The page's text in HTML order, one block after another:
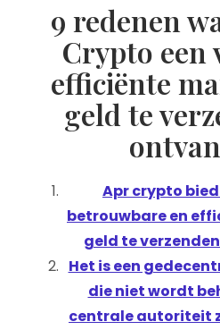
9 redenen
Crypto een
efficiënte
geld te
Apr crypto
betrouwbare en
geld te
Het is een
die niet wordt
centrale autoriteit